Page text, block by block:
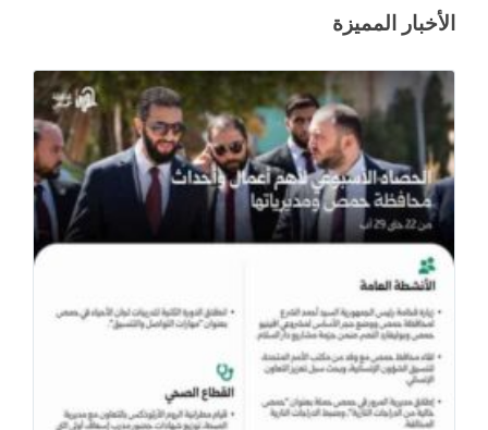
الأخبار المميزة